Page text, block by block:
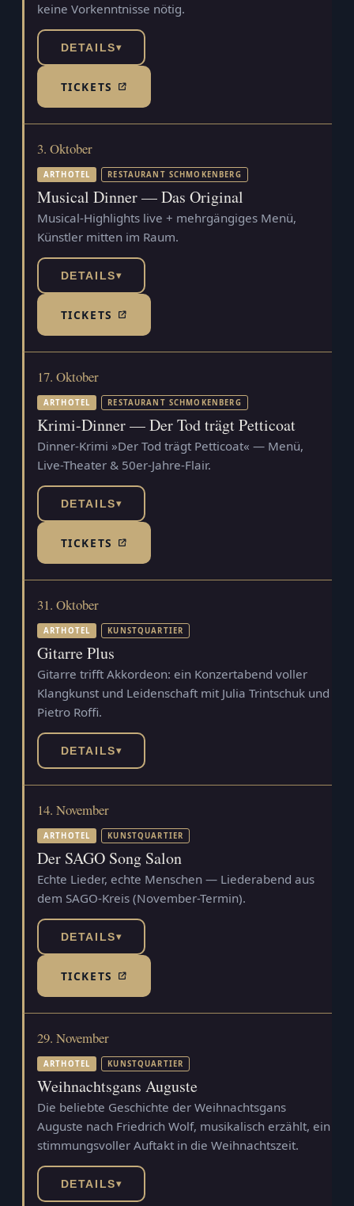
keine Vorkenntnisse nötig.
DETAILS▾
TICKETS(TICKETSHOP, ÖFFNET IN NEUEM TAB)
3. Oktober
ARTHOTEL RESTAURANT SCHMOKENBERG
Musical Dinner — Das Original
Musical-Highlights live + mehrgängiges Menü,
Künstler mitten im Raum.
DETAILS▾
TICKETS(TICKETSHOP, ÖFFNET IN NEUEM TAB)
17. Oktober
ARTHOTEL RESTAURANT SCHMOKENBERG
Krimi-Dinner — Der Tod trägt Petticoat
Dinner-Krimi »Der Tod trägt Petticoat« — Menü,
Live-Theater & 50er-Jahre-Flair.
DETAILS▾
TICKETS(TICKETSHOP, ÖFFNET IN NEUEM TAB)
31. Oktober
ARTHOTEL KUNSTQUARTIER
Gitarre Plus
Gitarre trifft Akkordeon: ein Konzertabend voller
Klangkunst und Leidenschaft mit Julia Trintschuk und
Pietro Roffi.
DETAILS▾
14. November
ARTHOTEL KUNSTQUARTIER
Der SAGO Song Salon
Echte Lieder, echte Menschen — Liederabend aus
dem SAGO-Kreis (November-Termin).
DETAILS▾
TICKETS(TICKETSHOP, ÖFFNET IN NEUEM TAB)
29. November
ARTHOTEL KUNSTQUARTIER
Weihnachtsgans Auguste
Die beliebte Geschichte der Weihnachtsgans
Auguste nach Friedrich Wolf, musikalisch erzählt, ein
stimmungsvoller Auftakt in die Weihnachtszeit.
DETAILS▾